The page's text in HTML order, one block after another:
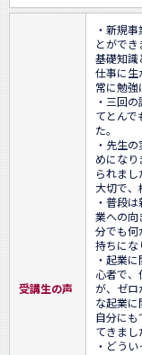
受講生の声
・新規
とができ
基礎知識
仕事に生
常に勉強
・三回
てとん
た。
・先生
めにな
られま
大切で、
・普段
業への向
分でも何
持ちにな
・起業
心者で、
が、ゼロ
な起業
自分に
てきまし
・どう